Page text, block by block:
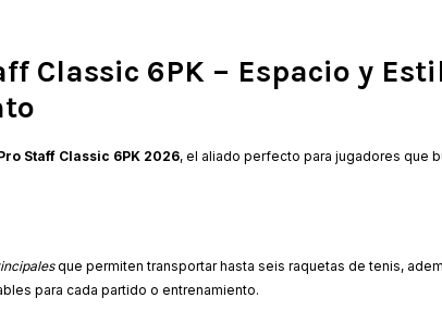
Classic 6PK – Espacio y
Staff Classic 6PK 2026, el aliado perfecto para jugadores que
que permiten transportar hasta seis raquetas de tenis,
para cada partido o entrenamiento.